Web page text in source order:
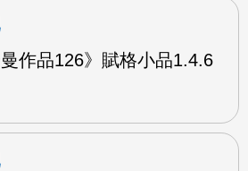
作品126》賦格小品1.4.6